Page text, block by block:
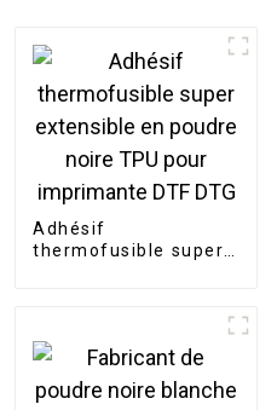
Adhésif
thermofusible super